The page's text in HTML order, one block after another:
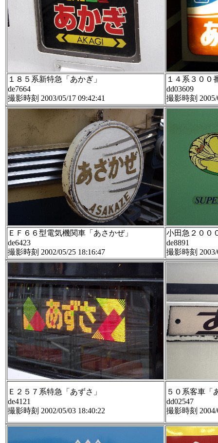
１８５系新特急「あかぎ」
de7664
撮影時刻 2003/05/17 09:42:41
１４系３００
dd03609
撮影時刻 2005/
ＥＦ６６型電気機関車「あさかぜ」
de6423
撮影時刻 2002/05/25 18:16:47
小田急２００
de8891
撮影時刻 2003/
Ｅ２５７系特急「あずさ」
de4121
撮影時刻 2002/05/03 18:40:22
５０系客車「
dd02547
撮影時刻 2004/